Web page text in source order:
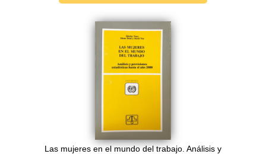
Las mujeres en el mundo del trabajo. Análisis y